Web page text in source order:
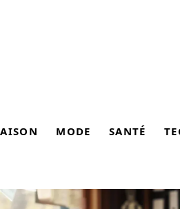
MODE SANTÉ